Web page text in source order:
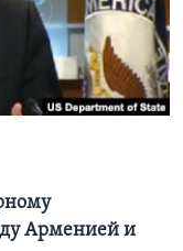
Арменией и